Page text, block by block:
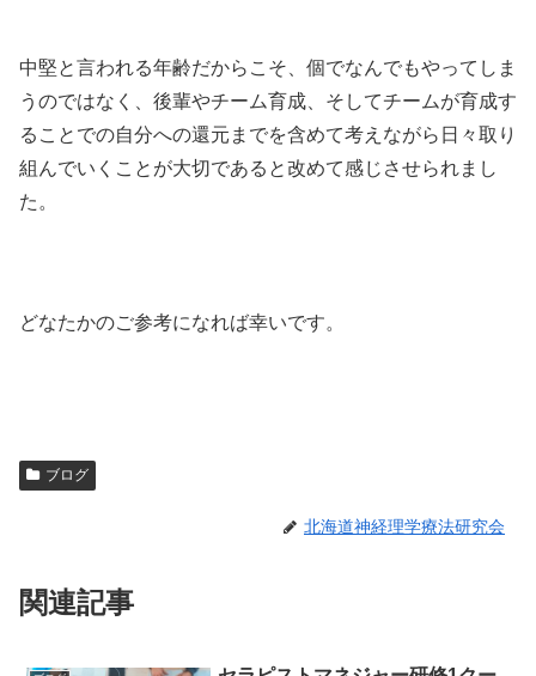
中堅と言われる年齢だからこそ、個でなんでもやってしま
うのではなく、後輩やチーム育成、そしてチームが育成す
ることでの自分への還元までを含めて考えながら日々取り
組んでいくことが大切であると改めて感じさせられまし
た。
どなたかのご参考になれば幸いです。
ブログ
北海道神経理学療法研究会
関連記事